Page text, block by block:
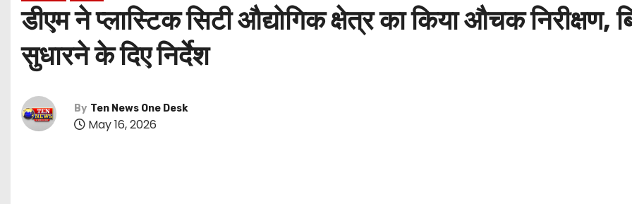
डीएम ने प्लास्टिक सिटी औद्योगिक क्षेत्र का किया औचक निरीक्षण,
सुधारने के दिए निर्देश
By Ten News One Desk
May 16, 2026